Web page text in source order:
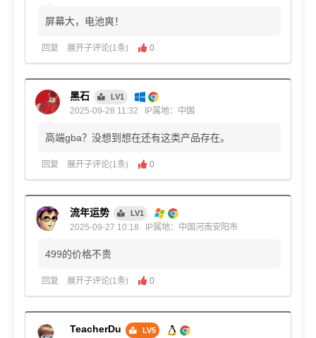
屏幕大，电池爽！
回复 展开子评论(1条) 0
黑石 LV1
2025-09-28 11:32 IP属地：中国
高端gba？没想到想在还有这类产品存在。
回复 展开子评论(1条) 0
流年运势 LV1
2025-09-27 10:18 IP属地：中国河南安阳市
499的价格不贵
回复 展开子评论(1条) 0
TeacherDu LV5